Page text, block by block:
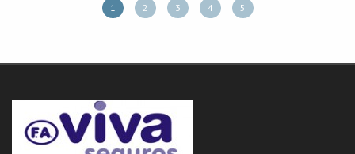
1 2 3 4 5